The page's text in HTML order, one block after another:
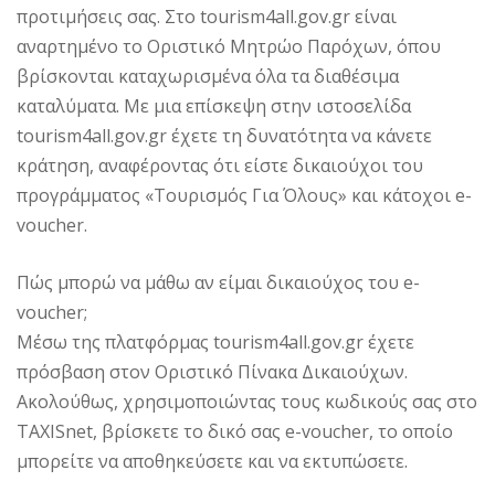
προτιμήσεις σας. Στο tourism4all.gov.gr είναι
αναρτημένο το Οριστικό Μητρώο Παρόχων, όπου
βρίσκονται καταχωρισμένα όλα τα διαθέσιμα
καταλύματα. Με μια επίσκεψη στην ιστοσελίδα
tourism4all.gov.gr έχετε τη δυνατότητα να κάνετε
κράτηση, αναφέροντας ότι είστε δικαιούχοι του
προγράμματος «Τουρισμός Για Όλους» και κάτοχοι e-
voucher.
Πώς μπορώ να μάθω αν είμαι δικαιούχος του e-
voucher;
Μέσω της πλατφόρμας tourism4all.gov.gr έχετε
πρόσβαση στον Οριστικό Πίνακα Δικαιούχων.
Ακολούθως, χρησιμοποιώντας τους κωδικούς σας στο
TAXISnet, βρίσκετε το δικό σας e-voucher, το οποίο
μπορείτε να αποθηκεύσετε και να εκτυπώσετε.